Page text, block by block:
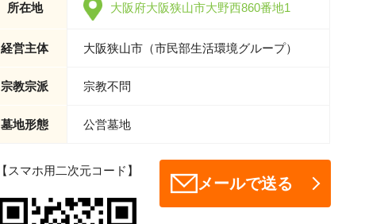
所在地 大阪府大阪狭山市大野西860番地1
経営主体 大阪狭山市（市民部生活環境グループ）
宗教宗派 宗教不問
墓地形態 公営墓地
【スマホ用二次元コード】
メールで送る